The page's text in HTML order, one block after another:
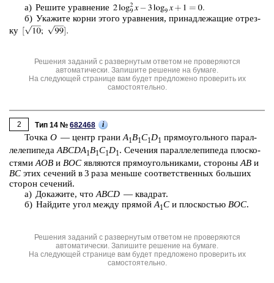
а) Ре­ши­те урав­не­ние
б) Ука­жи­те корни этого урав­не­ния, при­над­ле­жа­щие от­рез­
ку
Решения заданий с развернутым ответом не проверяются
автоматически. Запишите решение на бумаге.
На следующей странице вам будет предложено проверить их
самостоятельно.
2 Тип 14 № 682468 i
Точка O — центр граниA1B1C1D1 пря­мо­уголь­но­го па­рал­
ле­ле­пи­пе­даABCDA1B1C1D1. Се­че­ния па­рал­ле­ле­пи­пе­да плос­ко­
стя­ми AOB и BOC яв­ля­ют­ся пря­мо­уголь­ни­ка­ми, сто­ро­ны AB и
BC этих се­че­ний в 3 раза мень­ше со­от­вет­ствен­ных боль­ших
сто­рон се­че­ний.
а) До­ка­жи­те, что ABCD — квад­рат.
б) Най­ди­те угол между пря­мой A1C и плос­ко­стью BOC.
Решения заданий с развернутым ответом не проверяются
автоматически. Запишите решение на бумаге.
На следующей странице вам будет предложено проверить их
самостоятельно.